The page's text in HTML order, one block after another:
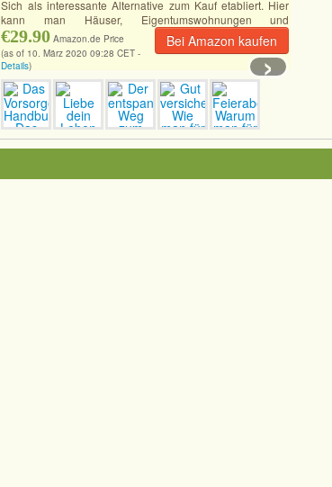
Sich als interessante Alternative zum Kauf etabliert. Hier
kann man Häuser, Eigentumswohnungen und
Grundstücke[Mehr] Bei Amazon kaufen
€29.90 Amazon.de Price
(as of 10. März 2020 09:28 CET -
Details) ›